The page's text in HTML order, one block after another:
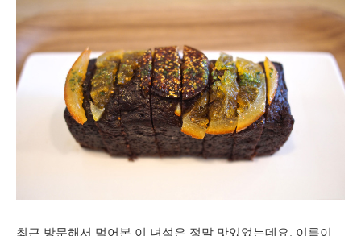
최근 방문해서 먹어본 이 녀석은 정말 맛있었는데요. 이름이